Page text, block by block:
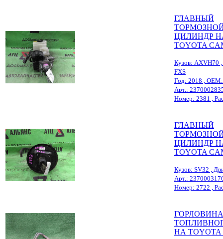
ГЛАВНЫЙ
ЦИЛИНДР
TOYOTA
Кузов: AXVH70
FXS
Год: 2018 ,
Арт.:
Номер: 2381 ,
ГЛАВНЫЙ
ЦИЛИНДР
TOYOTA
Кузов: SV32 ,
Арт.:
Номер: 2722 ,
ГОРЛОВИНА
НА TOYOTA